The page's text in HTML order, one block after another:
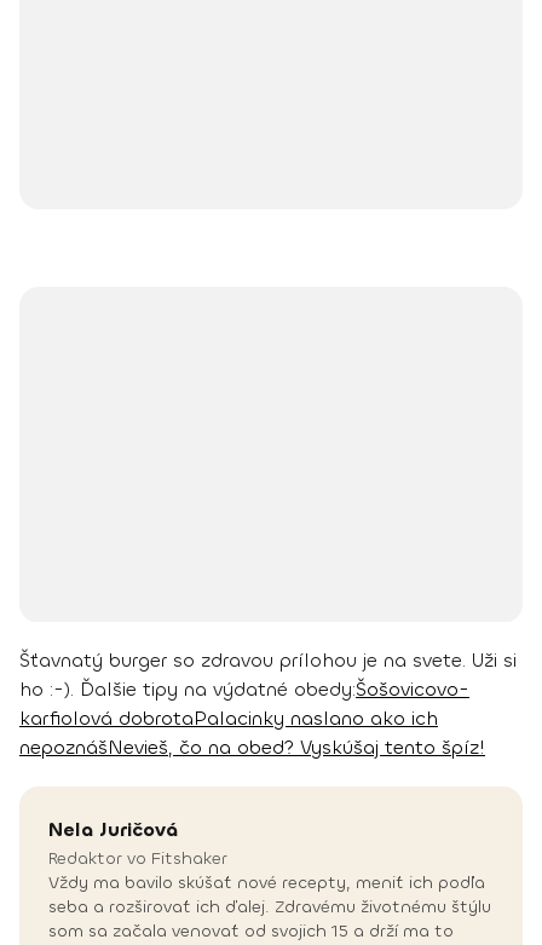
Šťavnatý burger so zdravou prílohou je na svete. Uži si
ho :-). Ďalšie tipy na výdatné obedy:Šošovicovo-
karfiolová dobrotaPalacinky naslano ako ich
nepoznášNevieš, čo na obed? Vyskúšaj tento špíz!
Nela Juričová
Redaktor vo Fitshaker
Vždy ma bavilo skúšať nové recepty, meniť ich podľa
seba a rozširovať ich ďalej. Zdravému životnému štýlu
som sa začala venovať od svojich 15 a drží ma to